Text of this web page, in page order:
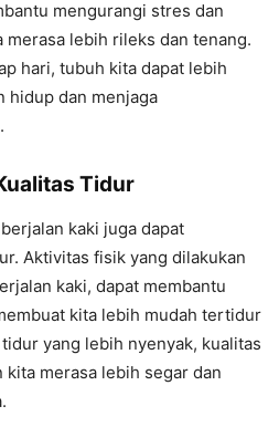
mengurangi stres dan
merasa lebih rileks dan tenang.
hari, tubuh kita dapat lebih
hidup dan menjaga
Tidur
kaki juga dapat
Aktivitas fisik yang dilakukan
kaki, dapat membantu
kita lebih mudah tertidur
yang lebih nyenyak, kualitas
merasa lebih segar dan